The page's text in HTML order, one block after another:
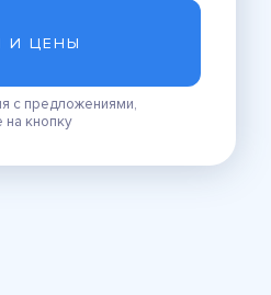
И ЦЕНЫ
с предложениями,
на кнопку